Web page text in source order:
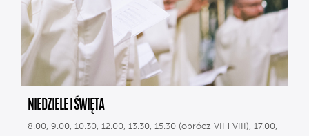
NIEDZIELE I ŚWIĘTA
8.00, 9.00, 10.30, 12.00, 13.30, 15.30 (oprócz VII i VIII), 17.00,